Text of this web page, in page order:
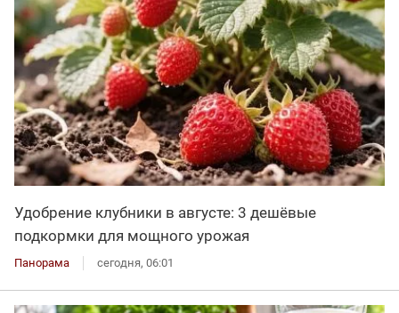
Удобрение клубники в августе: 3 дешёвые
подкормки для мощного урожая
Панорама сегодня, 06:01